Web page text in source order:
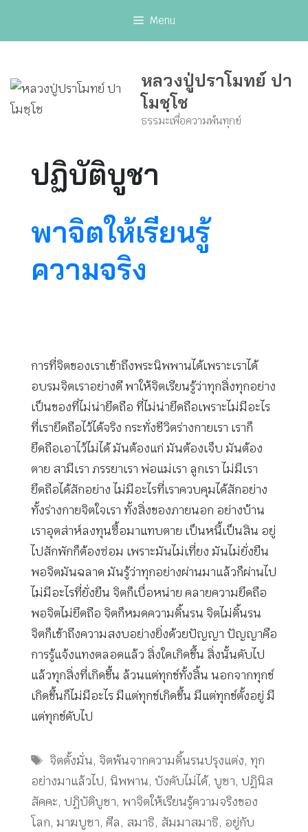
Menu
หลวงปู่ปราโมทย์ ปา
โมชฺโช
ธรรมะเพื่อความพ้นทุกข์
ปฏิบัติบูชา
พาจิตให้เรียนรู้
ความจริง
การที่จิตของเราเข้าถึงพระนิพพานได้เพราะเราได้
อบรมจิตเราอย่างดี พาให้จิตเรียนรู้ว่าทุกสิ่งทุกอย่าง
เป็นของที่ไม่น่ายึดถือ ที่ไม่น่ายึดถือเพราะไม่มีอะไร
ที่เรายึดถือไว้ได้จริง กระทั่งชีวิตร่างกายเรา เราก็
ยึดถือเอาไว้ไม่ได้ มันต้องแก่ มันต้องเจ็บ มันต้อง
ตาย สามีเรา ภรรยาเรา พ่อแม่เรา ลูกเรา ไม่มีเรา
ยึดถือได้สักอย่าง ไม่มีอะไรที่เราควบคุมได้สักอย่าง
ทั้งร่างกายจิตใจเรา ทั้งสิ่งของภายนอก อย่างบ้าน
เราอุตส่าห์ลงทุนซื้อมาแทบตาย เป็นหนี้เป็นสิน อยู่
ไปสักพักก็ต้องซ่อม เพราะมันไม่เที่ยง มันไม่ยั่งยืน
พอจิตมันฉลาด มันรู้ว่าทุกอย่างผ่านมาแล้วก็ผ่านไป
ไม่มีอะไรที่ยั่งยืน จิตก็เบื่อหน่าย คลายความยึดถือ
พอจิตไม่ยึดถือ จิตก็หมดความดิ้นรน จิตไม่ดิ้นรน
จิตก็เข้าถึงความสงบอย่างยิ่งด้วยปัญญา ปัญญาคือ
การรู้แจ้งแทงตลอดแล้ว สิ่งใดเกิดขึ้น สิ่งนั้นดับไป
แล้วทุกสิ่งที่เกิดขึ้น ล้วนแต่ทุกข์ทั้งสิ้น นอกจากทุกข์
เกิดขึ้นก็ไม่มีอะไร มีแต่ทุกข์เกิดขึ้น มีแต่ทุกข์ตั้งอยู่ มี
แต่ทุกข์ดับไป
Tags
จิตตั้งมั่น, จิตพ้นจากความดิ้นรนปรุงแต่ง, ทุก
อย่างมาแล้วไป, นิพพาน, บังคับไม่ได้, บูชา, ปฏินิส
สัคคะ, ปฏิบัติบูชา, พาจิตให้เรียนรู้ความจริงของ
โลก, มาฆบูชา, ศีล, สมาธิ, สัมมาสมาธิ, อยู่กับ